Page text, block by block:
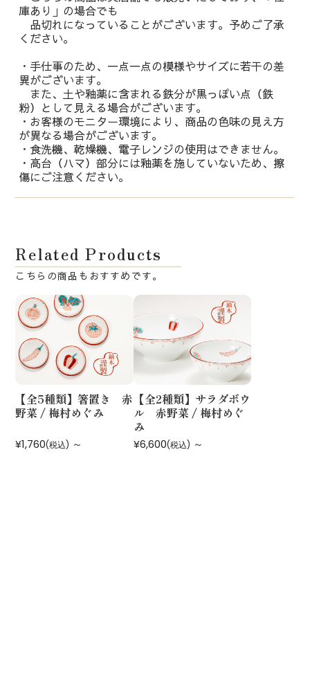
庫あり」の場合でも
品切れになっていることがございます。予めご了承
ください。
・手仕事のため、一点一点の模様やサイズに若干の差
異がございます。
また、土や釉薬に含まれる鉄分が黒っぽい点（鉄
粉）として見える場合がございます。
・お客様のモニター環境により、商品の色味の見え方
が異なる場合がございます。
・食洗機、乾燥機、電子レンジの使用はできません。
・高台（ハマ）部分には釉薬を施していないため、擦
傷にご注意ください。
Related Products
【全5種類】箸置き 赤
野菜 / 梅村めぐみ
¥1,760(税込) ～
【全2種類】サラダボウ
ル 赤野菜 / 梅村めぐ
み
¥6,600(税込) ～